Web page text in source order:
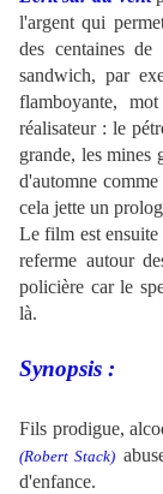
l'argent qui
des centaines
sandwich, par
flamboyante,
réalisateur : le
grande, les mines
d'automne
cela jette un
Le film est
referme autour
policière car le
là.
Synopsis :
Fils prodigue,
(Robert Stack)
d'enfance.